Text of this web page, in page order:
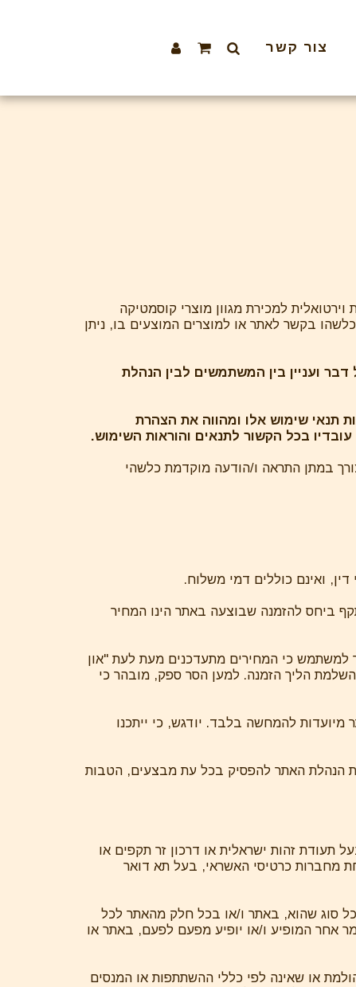
צור קשר
וירטואלית למכירת מגוון מוצרי קוסמטיקה
בקשר לאתר או למוצרים המוצעים בו, ניתן
דבר ועניין בין המשתמשים לבין הנהלת
תנאי שימוש אלו ומהווה את הצהרת
בכל הקשור לתנאים והוראות השימוש.
במתן התראה ו/הודעה מוקדמת כלשהי
ביחס להזמנה שבוצעה באתר הינו המחיר
למשתמש כי המחירים מתעדכנים מעת לעת "און
השלמת הליך הזמנה. למען הסר ספק, מובהר כי
להמחשה בלבד. יודגש, כי ייתכנו
הנהלת האתר להפסיק בכל עת מבצעים, הטבות
ורכישות באתר הוא מי שממלא במצטבר אחר התנאים להלן: להיות בן 18 ומעלה,בעל תעודת זהות ישראלית או דרכון זר תקפים או
מחברות כרטיסי האשראי, בעל תא דואר
סוג שהוא, באתר ו/או בכל חלק מהאתר לכל
אחר המופיע ו/או יופיע מפעם לפעם, באתר או
או שאינה לפי כללי ההשתתפות או המנסים